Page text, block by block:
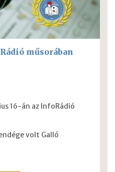
műsorában
16-án az InfoRádió
volt Galló